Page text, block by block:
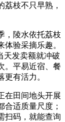
枝不只早熟，
陵水依托荔枝
验采摘乐趣。
天发卖额就冲破
。平易近宿、餐
有活力。
田间地头开展
适质量尺度；
扫码，就能查询